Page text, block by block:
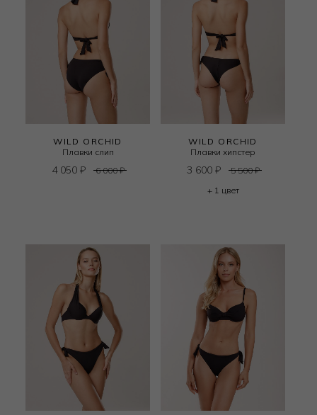
WILD ORCHID
Плавки слип
4 050 ₽ 6 000₽
WILD ORCHID
Плавки хипстер
3 600 ₽ 5 500₽
+ 1 цвет